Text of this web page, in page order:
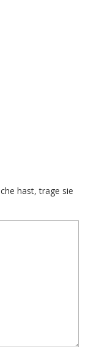
hast, trage sie